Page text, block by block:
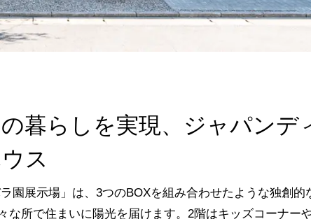
暮らしを実現、ジャパンデ
ス
園展示場」は、3つのBOXを組み合わせたような独創的
所で住まいに陽光を届けます。2階はキッズコーナー